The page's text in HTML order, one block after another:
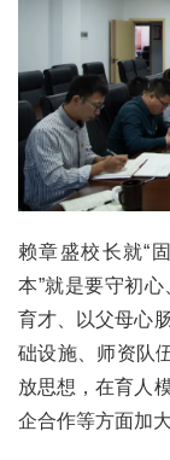
赖章盛校长就“
本”就是要守初
育才、以父母心
础设施、师资队
放思想，在育人
企合作等方面加